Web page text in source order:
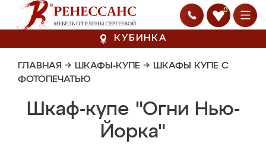
0
КУБИНКА
ГЛАВНАЯ → ШКАФЫ-КУПЕ → ШКАФЫ КУПЕ С
ФОТОПЕЧАТЬЮ
Шкаф-купе "Огни Нью-
Йорка"